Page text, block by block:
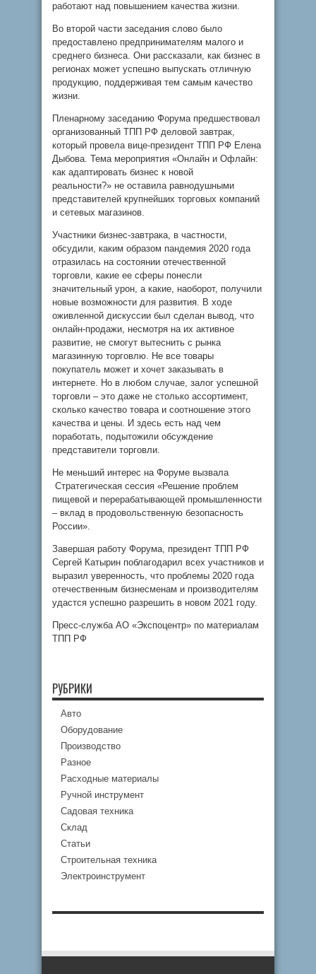
работают над повышением качества жизни.
Во второй части заседания слово было
предоставлено предпринимателям малого и
среднего бизнеса. Они рассказали, как бизнес в
регионах может успешно выпускать отличную
продукцию, поддерживая тем самым качество
жизни.
Пленарному заседанию Форума предшествовал
организованный ТПП РФ деловой завтрак,
который провела вице-президент ТПП РФ Елена
Дыбова. Тема мероприятия «Онлайн и Офлайн:
как адаптировать бизнес к новой
реальности?» не оставила равнодушными
представителей крупнейших торговых компаний
и сетевых магазинов.
Участники бизнес-завтрака, в частности,
обсудили, каким образом пандемия 2020 года
отразилась на состоянии отечественной
торговли, какие ее сферы понесли
значительный урон, а какие, наоборот, получили
новые возможности для развития. В ходе
оживленной дискуссии был сделан вывод, что
онлайн-продажи, несмотря на их активное
развитие, не смогут вытеснить с рынка
магазинную торговлю. Не все товары
покупатель может и хочет заказывать в
интернете. Но в любом случае, залог успешной
торговли – это даже не столько ассортимент,
сколько качество товара и соотношение этого
качества и цены. И здесь есть над чем
поработать, подытожили обсуждение
представители торговли.
Не меньший интерес на Форуме вызвала
Стратегическая сессия «Решение проблем
пищевой и перерабатывающей промышленности
– вклад в продовольственную безопасность
России».
Завершая работу Форума, президент ТПП РФ
Сергей Катырин поблагодарил всех участников и
выразил уверенность, что проблемы 2020 года
отечественным бизнесменам и производителям
удастся успешно разрешить в новом 2021 году.
Пресс-служба АО «Экспоцентр» по материалам
ТПП РФ
РУБРИКИ
Авто
Оборудование
Производство
Разное
Расходные материалы
Ручной инструмент
Садовая техника
Склад
Статьи
Строительная техника
Электроинструмент